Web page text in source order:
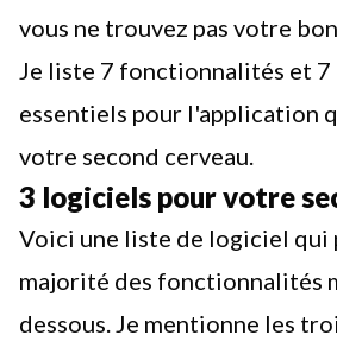
vous ne trouvez pas votre
Je liste 7 fonctionnalités et
essentiels pour l'application
votre second cerveau.
3 logiciels pour votre
Voici une liste de logiciel qui
majorité des fonctionnalités
dessous. Je mentionne les